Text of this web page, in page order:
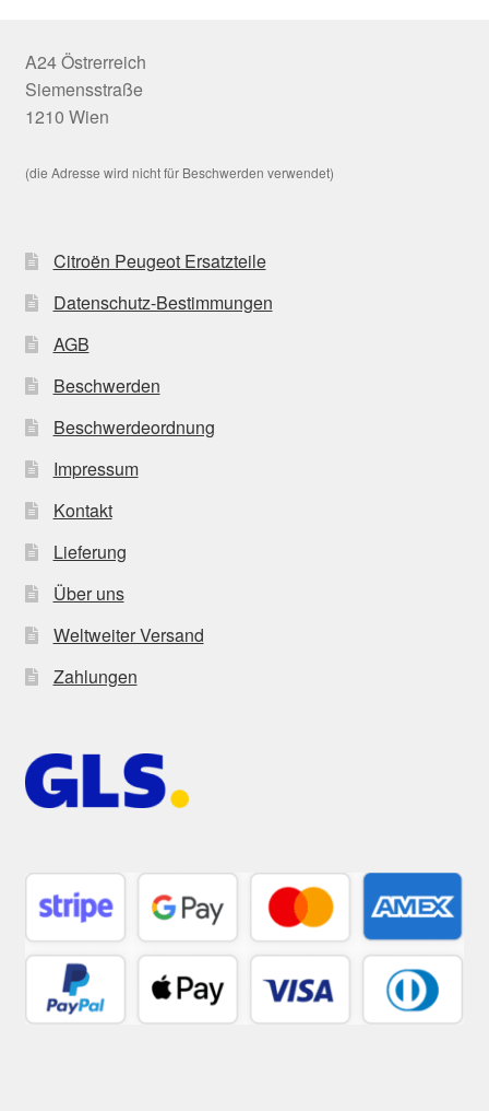
A24 Östrerreich
Siemensstraße
1210 Wien
(die Adresse wird nicht für Beschwerden verwendet)
Citroën Peugeot Ersatzteile
Datenschutz-Bestimmungen
AGB
Beschwerden
Beschwerdeordnung
Impressum
Kontakt
Lieferung
Über uns
Weltweiter Versand
Zahlungen